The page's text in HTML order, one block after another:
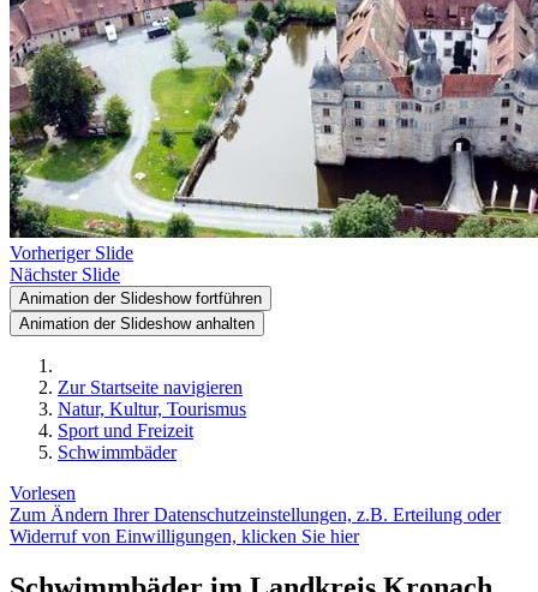
Vorheriger Slide
Nächster Slide
Animation der Slideshow fortführen
Animation der Slideshow anhalten
Zur Startseite navigieren
Natur, Kultur, Tourismus
Sport und Freizeit
Schwimmbäder
Vorlesen
Zum Ändern Ihrer Datenschutzeinstellungen, z.B. Erteilung oder
Widerruf von Einwilligungen, klicken Sie hier